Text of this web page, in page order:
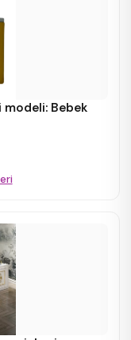
modeli: Bebek